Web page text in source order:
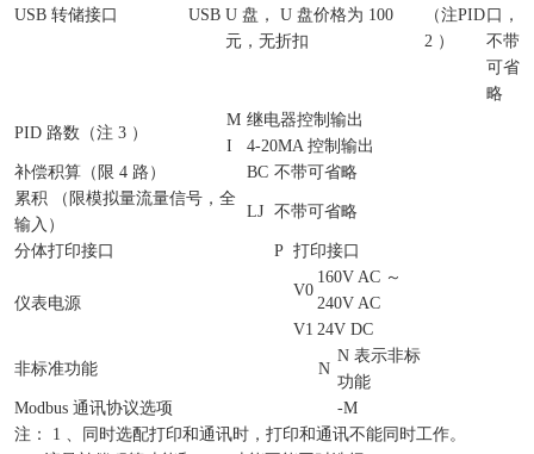
USB 转储接口 USB U 盘， U 盘价格为 100
元，无折扣
（注
2 ）
PID 口，
不带
可省
略
PID 路数（注 3 ）
M 继电器控制输出
I
4-20MA 控制输出
补偿积算（限 4 路）
BC 不带可省略
累积 （限模拟量流量信号，全
输入）
LJ 不带可省略
分体打印接口 P 打印接口
仪表电源
V0
160V AC ～
240V AC
V1 24V DC
非标准功能 N
N 表示非标
功能
Modbus 通讯协议选项
-M
注： 1 、同时选配打印和通讯时，打印和通讯不能同时工作。